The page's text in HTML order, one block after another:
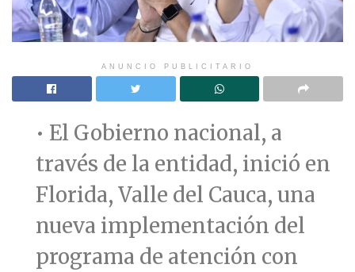
ANUNCIO PUBLICITARIO
• El Gobierno nacional, a
través de la entidad, inició en
Florida, Valle del Cauca, una
nueva implementación del
programa de atención con